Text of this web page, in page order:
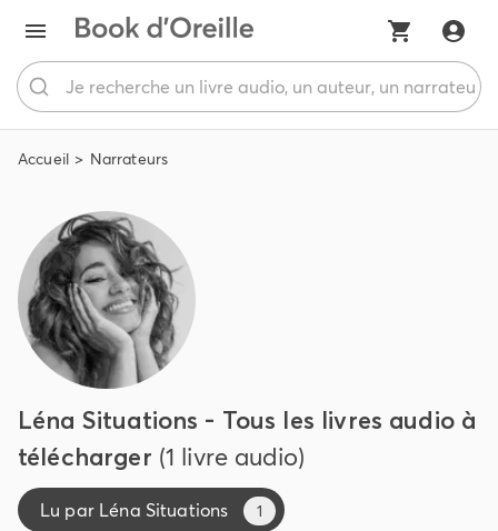
Accueil Narrateurs
Léna Situations - Tous les livres audio à
télécharger (1 livre audio)
Lu par Léna Situations 1